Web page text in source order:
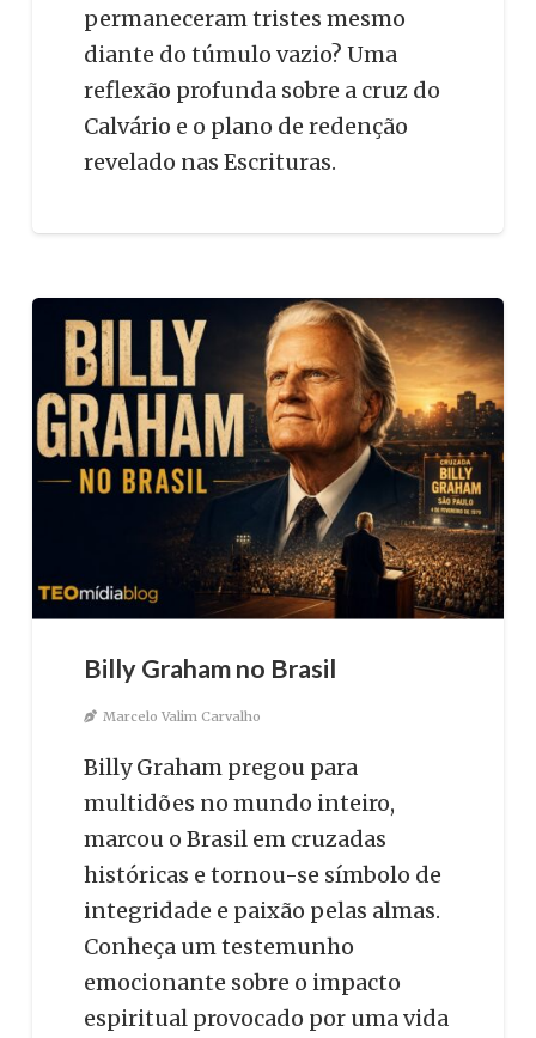
permaneceram tristes mesmo
diante do túmulo vazio? Uma
reflexão profunda sobre a cruz do
Calvário e o plano de redenção
revelado nas Escrituras.
Billy Graham no Brasil
Marcelo Valim Carvalho
Billy Graham pregou para
multidões no mundo inteiro,
marcou o Brasil em cruzadas
históricas e tornou-se símbolo de
integridade e paixão pelas almas.
Conheça um testemunho
emocionante sobre o impacto
espiritual provocado por uma vida